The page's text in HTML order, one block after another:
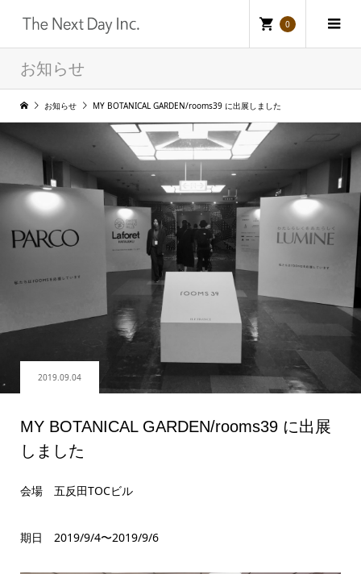
0
お知らせ
お知らせ MY BOTANICAL GARDEN/rooms39 に出展しました
2019.09.04
MY BOTANICAL GARDEN/rooms39 に出展
しました
会場 五反田TOCビル
期日 2019/9/4〜2019/9/6